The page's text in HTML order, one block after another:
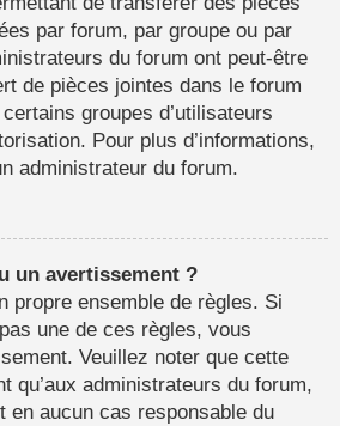
par forum, par groupe ou par
du forum ont peut-être
de pièces jointes dans le forum
groupes d’utilisateurs
Pour plus d’informations,
administrateur du forum.
un avertissement ?
propre ensemble de règles. Si
une de ces règles, vous
Veuillez noter que cette
qu’aux administrateurs du forum,
en aucun cas responsable du